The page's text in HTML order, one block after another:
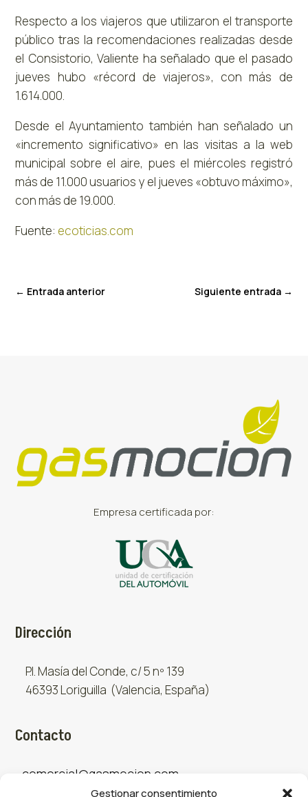
Gestionar consentimiento
Respecto a los viajeros que utilizaron el transporte
público tras la recomendaciones realizadas desde
el Consistorio, Valiente ha señalado que el pasado
jueves hubo «récord de viajeros», con más de
1.614.000.
Desde el Ayuntamiento también han señalado un
«incremento significativo» en las visitas a la web
municipal sobre el aire, pues el miércoles registró
más de 11.000 usuarios y el jueves «obtuvo máximo»,
con más de 19.000.
Fuente: ecoticias.com
← Entrada anterior Siguiente entrada→
Empresa certificada por:
Dirección
P.I. Masía del Conde, c/ 5 nº 139
46393 Loriguilla (Valencia, España)
Contacto
comercial@gasmocion.com